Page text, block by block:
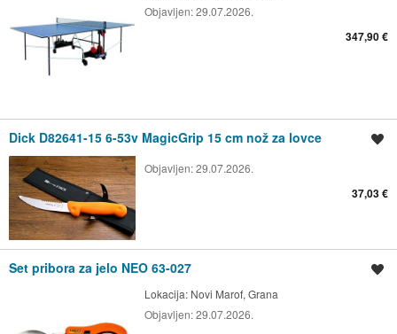
Objavljen:29.07.2026.
347,90 €
Dick D82641-15 6-53v MagicGrip 15 cm nož za lovce
Objavljen:29.07.2026.
37,03 €
Set pribora za jelo NEO 63-027
Lokacija: Novi Marof, Grana
Objavljen:29.07.2026.